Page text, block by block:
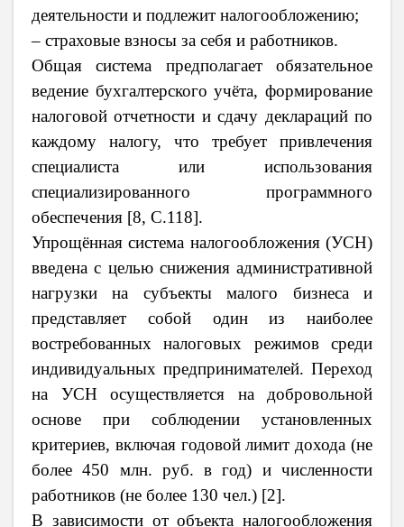
деятельности и подлежит налогообложению;
– страховые взносы за себя и работников.
Общая система предполагает обязательное
ведение бухгалтерского учёта, формирование
налоговой отчетности и сдачу деклараций по
каждому налогу, что требует привлечения
специалиста или использования
специализированного программного
обеспечения [8, С.118].
Упрощённая система налогообложения (УСН)
введена с целью снижения административной
нагрузки на субъекты малого бизнеса и
представляет собой один из наиболее
востребованных налоговых режимов среди
индивидуальных предпринимателей. Переход
на УСН осуществляется на добровольной
основе при соблюдении установленных
критериев, включая годовой лимит дохода (не
более 450 млн. руб. в год) и численности
работников (не более 130 чел.) [2].
В зависимости от объекта налогообложения